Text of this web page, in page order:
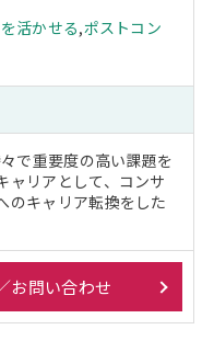
活かせる,ポストコン
で重要度の高い課題を
ャリアとして、コンサ
のキャリア転換をした
お問い合わせ